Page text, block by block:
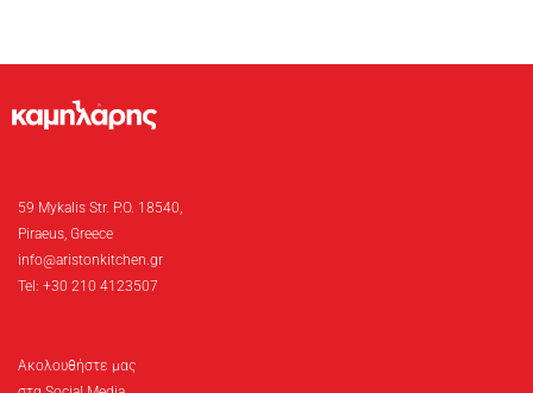
59 Mykalis Str. P.O. 18540,
Piraeus, Greece
info@aristonkitchen.gr
Tel: +30 210 4123507
Ακολουθήστε μας